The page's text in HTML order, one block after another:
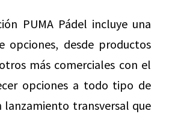
PUMA Pádel incluye una
opciones, desde productos
más comerciales con el
opciones a todo tipo de
lanzamiento transversal que